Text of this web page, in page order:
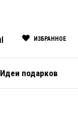
ИЗБРАННОЕ
Идеи подарков